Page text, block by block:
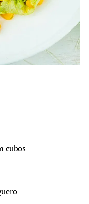
cubos